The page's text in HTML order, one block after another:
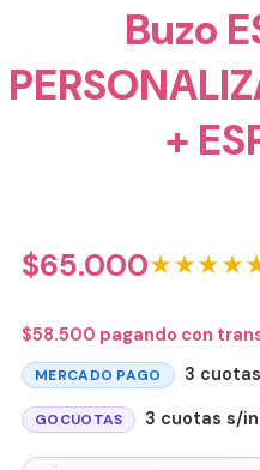
Buzo
+
$65.000
$58.500 pagando con
MERCADO PAGO 3
GOCUOTAS 3 cuotas s/